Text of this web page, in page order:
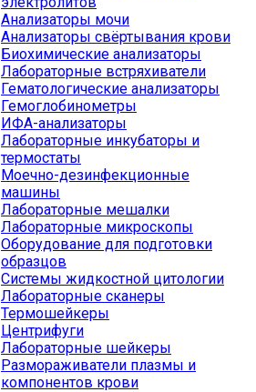
Анализаторы мочи
Анализаторы свёртывания крови
Биохимические анализаторы
Лабораторные встряхиватели
Гематологические анализаторы
Гемоглобинометры
ИФА-анализаторы
Лабораторные инкубаторы и
термостаты
Моечно-дезинфекционные
машины
Лабораторные мешалки
Лабораторные микроскопы
Оборудование для подготовки
образцов
Системы жидкостной цитологии
Лабораторные сканеры
Термошейкеры
Центрифуги
Лабораторные шейкеры
Размораживатели плазмы и
компонентов крови